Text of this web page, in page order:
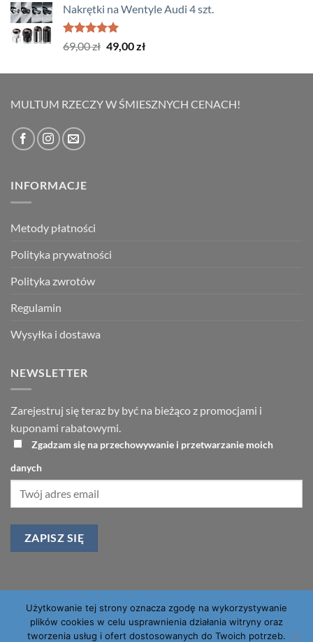
wynosiła:
199,00 zł.
wynosi:
Nakrętki na Wentyle Audi 4 szt.
Oceniono
5.00
69,00zł Pierwotna
wynosiła:
49,00złAktualna
wynosi:
MULTUM RZECZY W ŚMIESZNYCH CENACH!
INFORMACJE
Metody płatności
Polityka prywatności
Polityka zwrotów
Regulamin
Wysyłka i dostawa
NEWSLETTER
Zarejestruj się teraz by być na bieżąco z promocjami i
kuponami rabatowymi.
Zgadzam się na przechowywanie i przetwarzanie moich
danych
PayU Visa PayPal MasterCard
Użytkowanie tej strony oznacza zgodę na wykorzystywanie
plików cookies w celu usprawnienia działania witryny oraz
tworzenia usług i ofert dostosowanych do Twoich potrzeb.